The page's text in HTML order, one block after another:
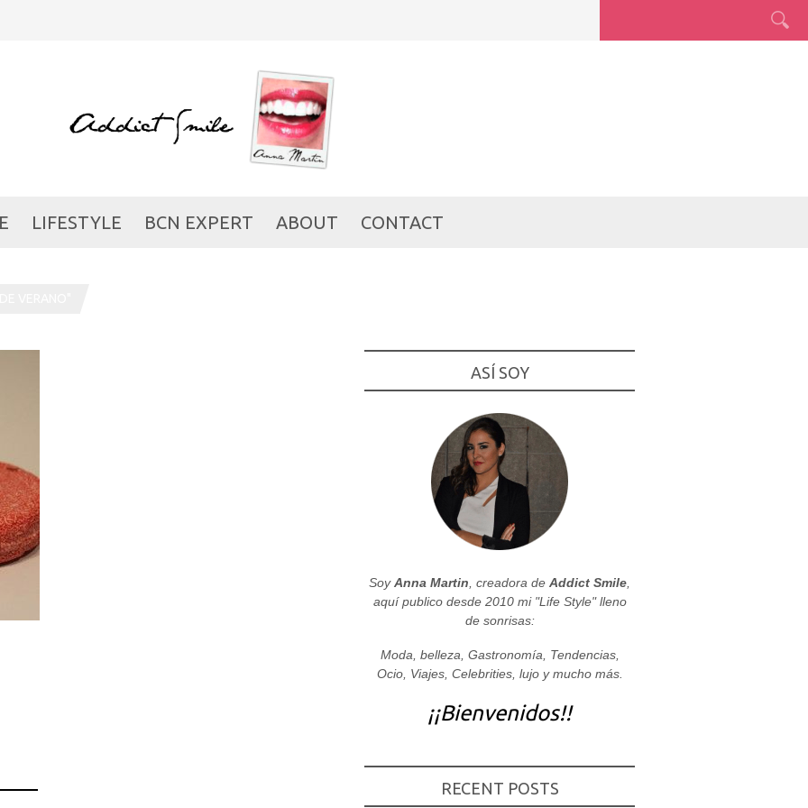
LIFESTYLE BCN EXPERT ABOUT CONTACT
ASÍ SOY
SoyAnna Martin , creadora de Addict Smile
aquí publico desde 2010 mi "Life Style" lleno
de sonrisas:
Moda, belleza, Gastronomía, Tendencias,
Ocio, Viajes, Celebrities, lujo y mucho más.
¡¡Bienvenidos!!
RECENT POSTS